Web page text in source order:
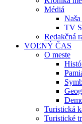
Médiá
Naša
TV
Redakčná
VOĽNÝ ČAS
O meste
Turistická
Turistické